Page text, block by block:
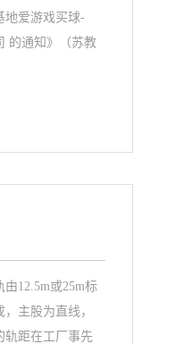
地爱游戏买球-
的通知》（苏教
12.5m或25m标
主股为直线，
轨距在工厂事先